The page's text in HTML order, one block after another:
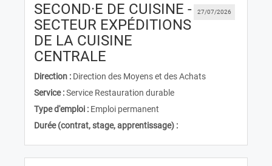
27/07/2026
SECOND·E DE CUISINE -
SECTEUR EXPÉDITIONS
DE LA CUISINE
CENTRALE
Direction : Direction des Moyens et des Achats
Service :Service Restauration durable
Type d'emploi : Emploi permanent
Durée (contrat, stage, apprentissage) :